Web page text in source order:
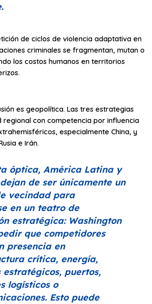
de ciclos de violencia adaptativa en
criminales se fragmentan, mutan o
los costos humanos en territorios
es geopolítica. Las tres estrategias
regional con competencia por influencia
especialmente China, y
e Irán.
óptica, América Latina y
de ser únicamente un
vecindad para
en un teatro de
estratégica: Washington
que competidores
presencia en
crítica, energía,
estratégicos, puertos,
logísticos o
Esto puede